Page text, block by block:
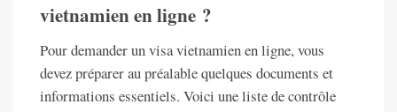
vietnamien en ligne ?
Pour demander un visa vietnamien en ligne, vous
devez préparer au préalable quelques documents et
informations essentiels. Voici une liste de contrôle